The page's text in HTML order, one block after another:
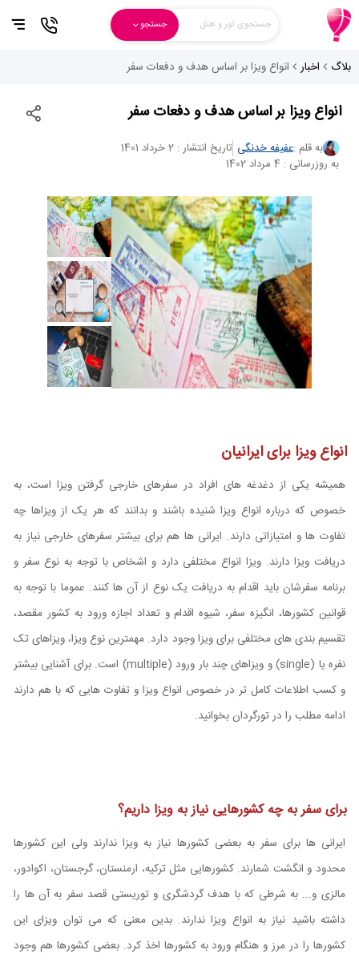
جستجوی تور و هتل جستجو
بلاگ اخبار انواع ویزا بر اساس هدف و دفعات سفر
انواع ویزا بر اساس هدف و دفعات سفر
به قلم :عفیفه خدنگی تاریخ انتشار : 2 خرداد 1401
به روزرسانی : 4 مرداد 1402
انواع ویزا برای ایرانیان
همیشه یکی از دغدغه های افراد در سفرهای خارجی گرفتن ویزا است، به
خصوص که درباره انواع ویزا شنیده باشند و بدانند که هر یک از ویزاها چه
تفاوت ها و امتیازاتی دارند. ایرانی ها هم برای بیشتر سفرهای خارجی نیاز به
دریافت ویزا دارند. ویزا انواع مختلفی دارد و اشخاص با توجه به نوع سفر و
برنامه سفرشان باید اقدام به دریافت یک نوع از آن ها کنند. عموما با توجه به
قوانین کشورها، انگیزه سفر، شیوه اقدام و تعداد اجازه ورود به کشور مقصد،
تقسیم ‌بندی‌ های مختلفی برای ویزا وجود دارد. مهمترین نوع ویزا، ویزاهای تک
نفره یا (single) و ویزاهای چند بار ورود (multiple) است. برای آشنایی بیشتر
و کسب اطلاعات کامل تر در خصوص انواع ویزا و تفاوت ‌هایی که با هم دارند
ادامه مطلب را در تورگردان بخوانید.
برای سفر به چه کشورهایی نیاز به ویزا داریم؟
ایرانی ها برای سفر به بعضی کشورها نیاز به ویزا ندارند ولی این کشورها
محدود و انگشت شمارند. کشورهایی مثل ترکیه، ارمنستان، گرجستان، اکوادور،
مالزی و... به شرطی که با هدف گردشگری و توریستی قصد سفر به آن ها را
داشته باشید نیاز به انواع ویزا ندارند. بدین معنی که می توان ویزای این
کشورها را در مرز و هنگام ورود به کشورها اخذ کرد. بعضی کشورها هم وجود